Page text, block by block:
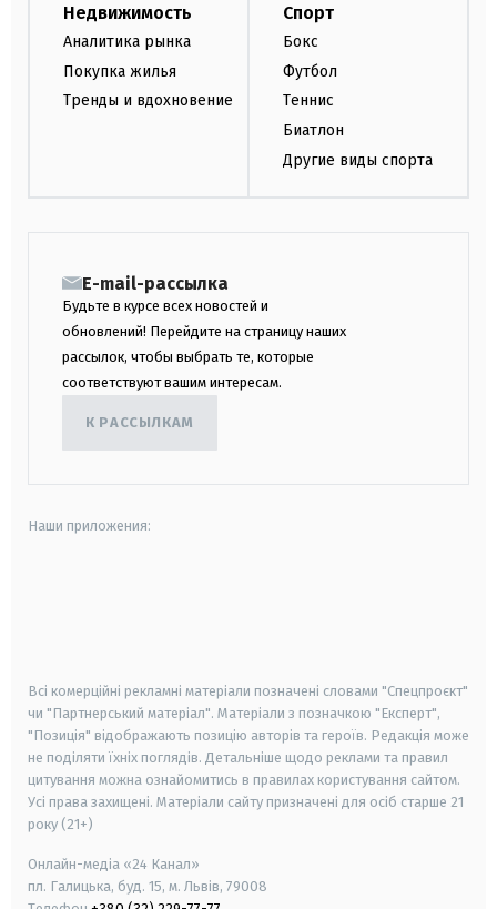
Недвижимость
Аналитика рынка
Покупка жилья
Тренды и вдохновение
Спорт
Бокс
Футбол
Теннис
Биатлон
Другие виды спорта
E-mail-рассылка
Будьте в курсе всех новостей и
обновлений! Перейдите на страницу наших
рассылок, чтобы выбрать те, которые
соответствуют вашим интересам.
К РАССЫЛКАМ
Наши приложения:
Всі комерційні рекламні матеріали позначені словами "Спецпроєкт"
чи "Партнерський матеріал". Матеріали з позначкою "Експерт",
"Позиція" відображають позицію авторів та героїв. Редакція може
не поділяти їхніх поглядів. Детальніше щодо реклами та правил
цитування можна ознайомитись в правилах користування сайтом.
Усі права захищені. Матеріали сайту призначені для осіб старше 21
року (21+)
Онлайн-медіа «24 Канал»
пл. Галицька, буд. 15, м. Львів, 79008